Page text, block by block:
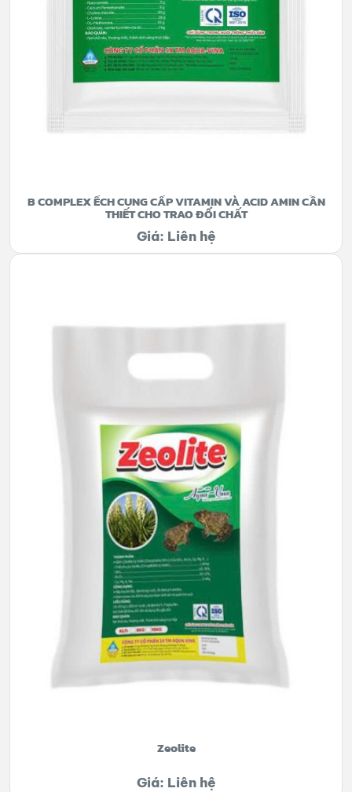
B COMPLEX ẾCH CUNG CẤP VITAMIN VÀ ACID AMIN CẦN
THIẾT CHO TRAO ĐỔI CHẤT
Giá: Liên hệ
Zeolite
Giá: Liên hệ